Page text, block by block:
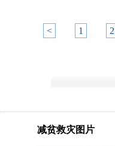
< 1 2